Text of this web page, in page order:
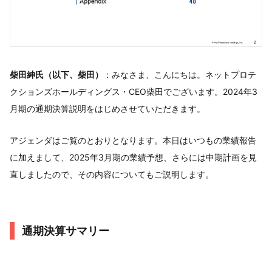
柴田紳氏（以下、柴田）
：みなさま、こんにちは。ネットプロテ
クションズホールディングス・CEO柴田でございます。2024年3
月期の通期決算説明をはじめさせていただきます。
アジェンダはご覧のとおりとなります。本日はいつもの業績報告
に加えまして、2025年3月期の業績予想、さらには中期計画を見
直しましたので、その内容についてもご説明します。
通期決算サマリー